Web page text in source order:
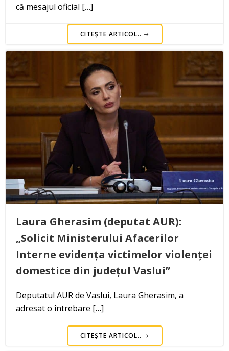
că mesajul oficial […]
CITEȘTE ARTICOL..
Laura Gherasim (deputat AUR):
„Solicit Ministerului Afacerilor
Interne evidența victimelor violenței
domestice din județul Vaslui”
Deputatul AUR de Vaslui, Laura Gherasim, a
adresat o întrebare […]
CITEȘTE ARTICOL..